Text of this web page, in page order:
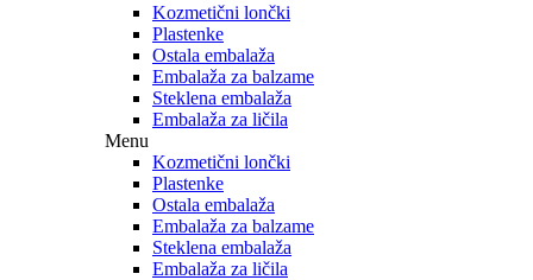
Kozmetični lončki
Plastenke
Ostala embalaža
Embalaža za balzame
Steklena embalaža
Embalaža za ličila
Menu
Kozmetični lončki
Plastenke
Ostala embalaža
Embalaža za balzame
Steklena embalaža
Embalaža za ličila